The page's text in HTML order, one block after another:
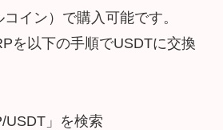
イン）で購入可能です。
を以下の手順でUSDTに交換